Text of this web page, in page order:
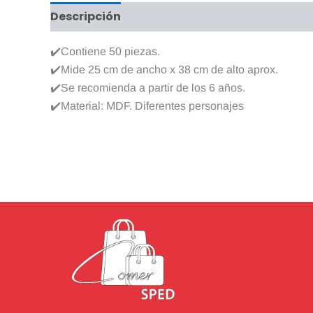
Descripción
✔️Contiene 50 piezas.
✔️Mide 25 cm de ancho x 38 cm de alto aprox.
✔️Se recomienda a partir de los 6 años.
✔️Material: MDF. Diferentes personajes